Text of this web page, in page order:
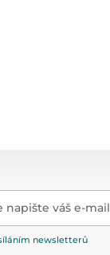
napište váš e-mail
newsletterů